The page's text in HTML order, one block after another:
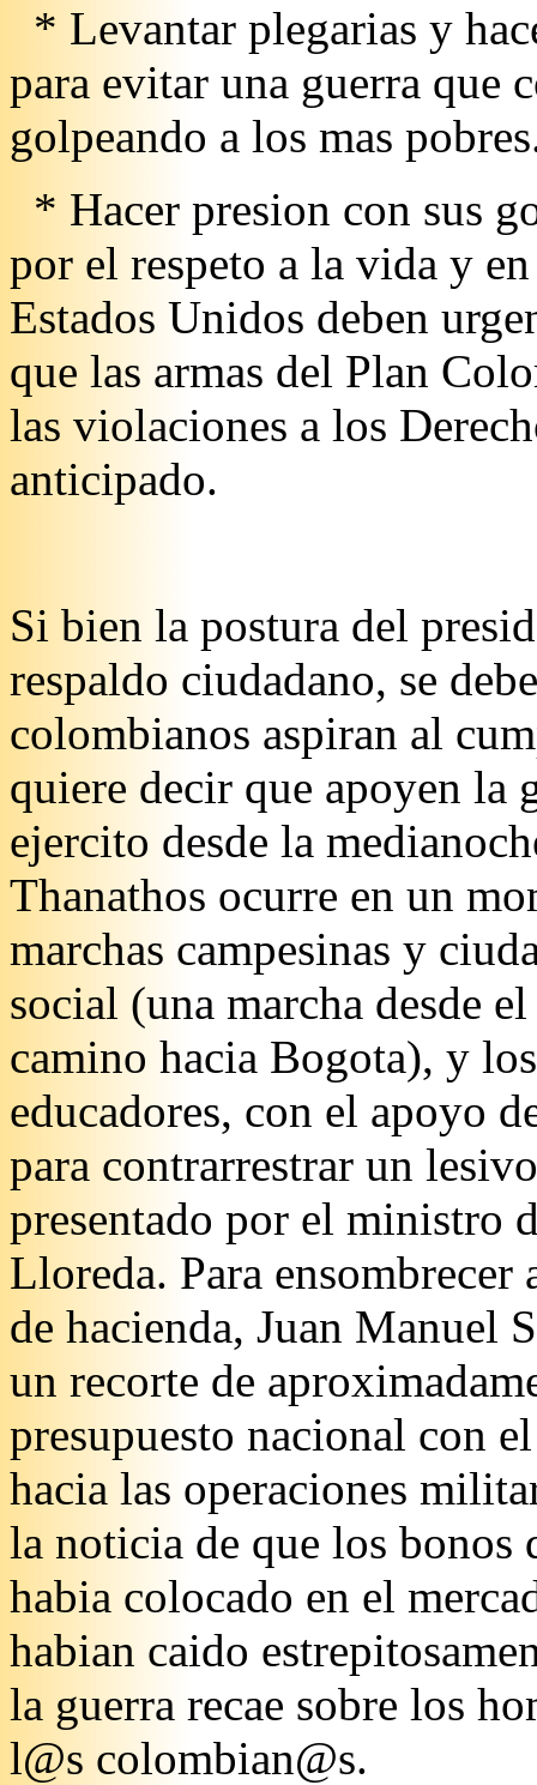
* Levantar plegarias y
para evitar una guerra que
golpeando a los mas
* Hacer presion con sus
por el respeto a la vida y
Estados Unidos deben
que las armas del Plan
las violaciones a los
anticipado.
Si bien la postura del
respaldo ciudadano, se
colombianos aspiran al
quiere decir que apoyen la
ejercito desde la
Thanathos ocurre en un
marchas campesinas y
social (una marcha desde
camino hacia Bogota), y
educadores, con el apoyo
para contrarrestrar un
presentado por el ministro
Lloreda. Para
de hacienda, Juan Manuel
un recorte de
presupuesto nacional con
hacia las operaciones
la noticia de que los
habia colocado en el
habian caido
la guerra recae sobre los
l@s colombian@s.